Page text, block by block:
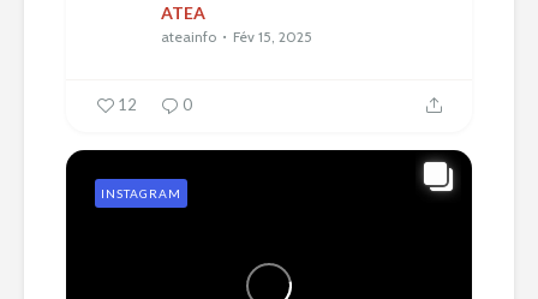
ATEA
ateainfo Fév 15, 2025
12 0
INSTAGRAM